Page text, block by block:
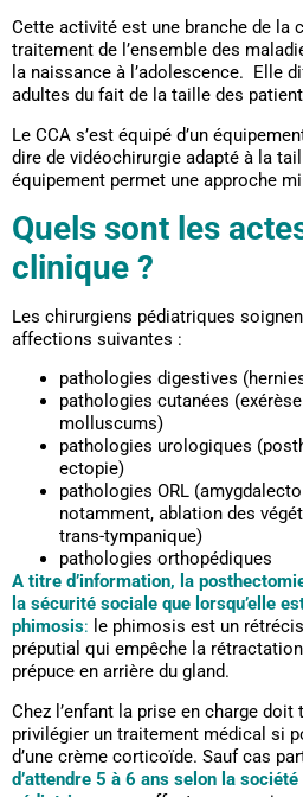
Cette activité est une branche de la
traitement de l’ensemble des
la naissance à l’adolescence. Elle
adultes du fait de la taille des
Le CCA s’est équipé d’un
dire de vidéochirurgie adapté à la
équipement permet une approche
Quels sont les
clinique ?
Les chirurgiens pédiatriques
affections suivantes :
pathologies digestives
pathologies cutanées
molluscums)
pathologies urologiques
ectopie)
pathologies ORL
notamment, ablation des
trans-tympanique)
pathologies orthopédiques
A titre d’information, la
la sécurité sociale que lorsqu’elle
phimosis: le phimosis est un
préputial qui empêche la
prépuce en arrière du gland.
Chez l’enfant la prise en charge doit
privilégier un traitement médical si
d’une crème corticoïde. Sauf cas
d’attendre 5 à 6 ans selon la